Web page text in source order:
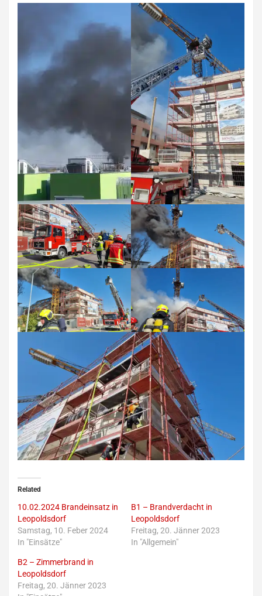
Related
10.02.2024 Brandeinsatz in
Leopoldsdorf
Samstag, 10. Feber 2024
In "Einsätze"
B1 – Brandverdacht in
Leopoldsdorf
Freitag, 20. Jänner 2023
In "Allgemein"
B2 – Zimmerbrand in
Leopoldsdorf
Freitag, 20. Jänner 2023